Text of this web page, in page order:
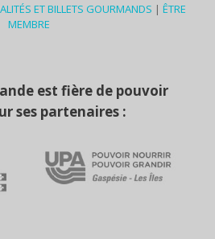
ET BILLETS GOURMANDS | ÊTRE
MEMBRE
est fière de pouvoir
ses partenaires :